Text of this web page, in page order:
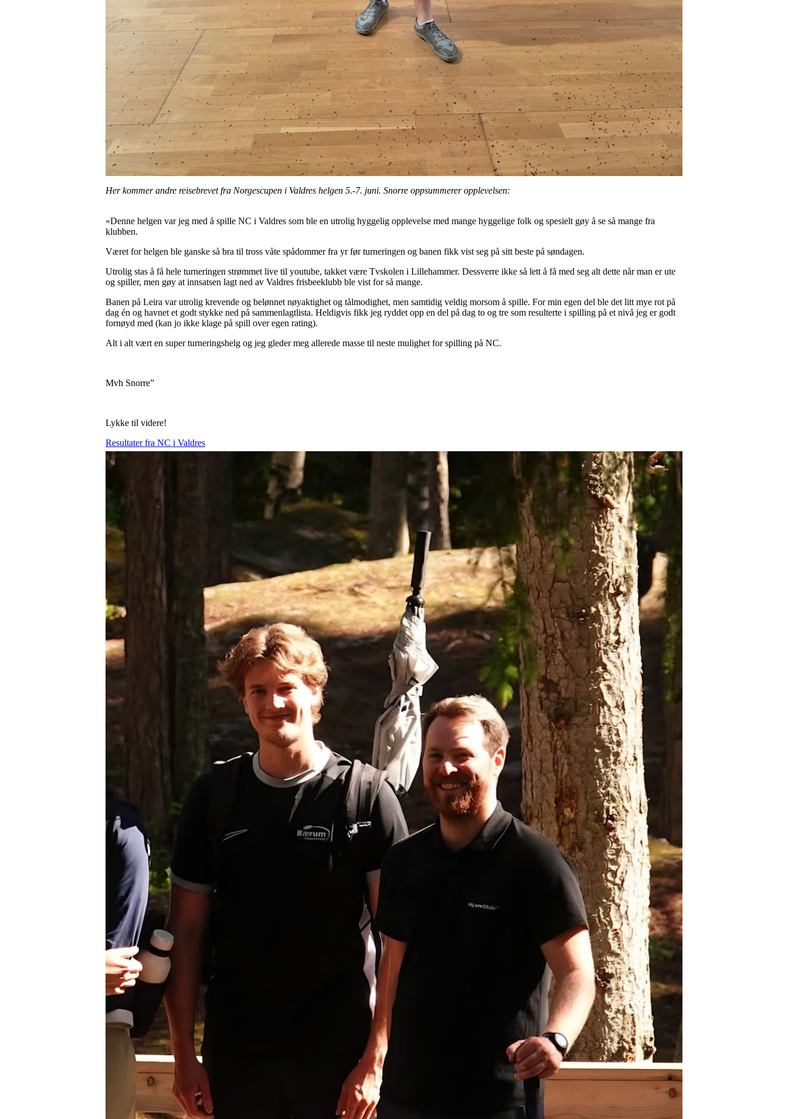
Her kommer andre reisebrevet fra Norgescupen i Valdres helgen 5.-7. juni. Snorre oppsummerer opplevelsen:
«Denne helgen var jeg med å spille NC i Valdres som ble en utrolig hyggelig opplevelse med mange hyggelige folk og spesielt gøy å se så mange fra
klubben.
Været for helgen ble ganske så bra til tross våte spådommer fra yr før turneringen og banen fikk vist seg på sitt beste på søndagen.
Utrolig stas å få hele turneringen strømmet live til youtube, takket være Tvskolen i Lillehammer. Dessverre ikke så lett å få med seg alt dette når man er ute
og spiller, men gøy at innsatsen lagt ned av Valdres frisbeeklubb ble vist for så mange.
Banen på Leira var utrolig krevende og belønnet nøyaktighet og tålmodighet, men samtidig veldig morsom å spille. For min egen del ble det litt mye rot på
dag én og havnet et godt stykke ned på sammenlagtlista. Heldigvis fikk jeg ryddet opp en del på dag to og tre som resulterte i spilling på et nivå jeg er godt
fornøyd med (kan jo ikke klage på spill over egen rating).
Alt i alt vært en super turneringshelg og jeg gleder meg allerede masse til neste mulighet for spilling på NC.
Mvh Snorre”
Lykke til videre!
Resultater fra NC i Valdres